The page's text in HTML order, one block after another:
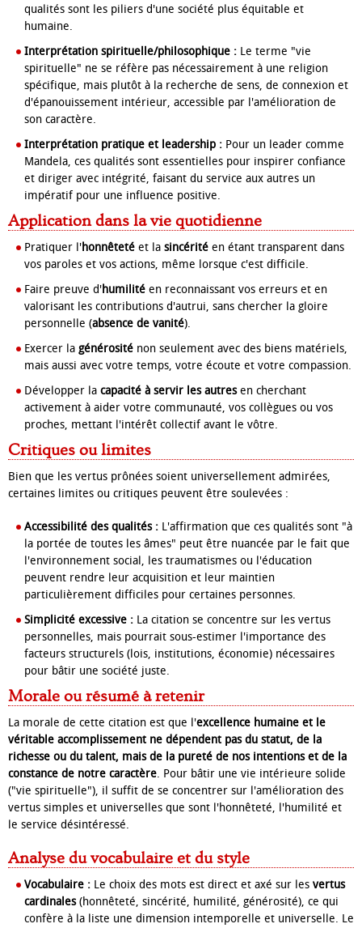
qualités sont les piliers d'une société plus équitable et
humaine.
Interprétation spirituelle/philosophique : Le terme "vie
spirituelle" ne se réfère pas nécessairement à une religion
spécifique, mais plutôt à la recherche de sens, de connexion et
d'épanouissement intérieur, accessible par l'amélioration de
son caractère.
Interprétation pratique et leadership : Pour un leader comme
Mandela, ces qualités sont essentielles pour inspirer confiance
et diriger avec intégrité, faisant du service aux autres un
impératif pour une influence positive.
Application dans la vie quotidienne
Pratiquer l'honnêteté et la sincérité en étant transparent dans
vos paroles et vos actions, même lorsque c'est difficile.
Faire preuve d'humilité en reconnaissant vos erreurs et en
valorisant les contributions d'autrui, sans chercher la gloire
personnelle (absence de vanité).
Exercer la générosité non seulement avec des biens matériels,
mais aussi avec votre temps, votre écoute et votre compassion.
Développer la capacité à servir les autresen cherchant
activement à aider votre communauté, vos collègues ou vos
proches, mettant l'intérêt collectif avant le vôtre.
Critiques ou limites
Bien que les vertus prônées soient universellement admirées,
certaines limites ou critiques peuvent être soulevées :
Accessibilité des qualités : L'affirmation que ces qualités sont "à
la portée de toutes les âmes" peut être nuancée par le fait que
l'environnement social, les traumatismes ou l'éducation
peuvent rendre leur acquisition et leur maintien
particulièrement difficiles pour certaines personnes.
Simplicité excessive : La citation se concentre sur les vertus
personnelles, mais pourrait sous-estimer l'importance des
facteurs structurels (lois, institutions, économie) nécessaires
pour bâtir une société juste.
Morale ou résumé à retenir
La morale de cette citation est que l'excellence humaine et le
véritable accomplissement ne dépendent pas du statut, de la
richesse ou du talent, mais de la pureté de nos intentions et de la
constance de notre caractère. Pour bâtir une vie intérieure solide
("vie spirituelle"), il suffit de se concentrer sur l'amélioration des
vertus simples et universelles que sont l'honnêteté, l'humilité et
le service désintéressé.
Analyse du vocabulaire et du style
Vocabulaire : Le choix des mots est direct et axé sur les vertus
cardinales(honnêteté, sincérité, humilité, générosité), ce qui
confère à la liste une dimension intemporelle et universelle. Le